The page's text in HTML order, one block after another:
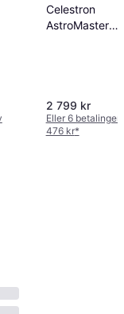
Celestron
AstroMaster
2 799 kr
Eller 6 betalinger
476 kr*